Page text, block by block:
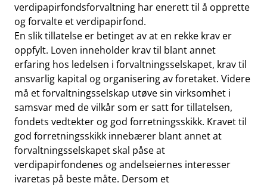
verdipapirfondsforvaltning har enerett til å opprette
og forvalte et verdipapirfond.
En slik tillatelse er betinget av at en rekke krav er
oppfylt. Loven inneholder krav til blant annet
erfaring hos ledelsen i forvaltningsselskapet, krav til
ansvarlig kapital og organisering av foretaket. Videre
må et forvaltningsselskap utøve sin virksomhet i
samsvar med de vilkår som er satt for tillatelsen,
fondets vedtekter og god forretningsskikk. Kravet til
god forretningsskikk innebærer blant annet at
forvaltningsselskapet skal påse at
verdipapirfondenes og andelseiernes interesser
ivaretas på beste måte. Dersom et